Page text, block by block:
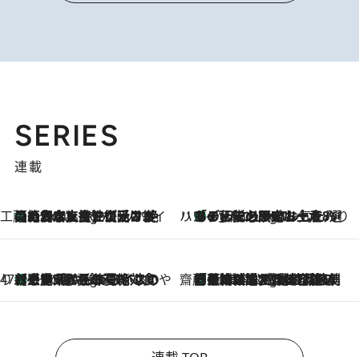
SERIES
連載
工藤まやのおもてなしハワイ
6 Hours Ago
【ハワイ土産】ローカルの絶大な支持で復活！ 絶品の幻クッキー《元ファンの日本人女性が受け継いだ名店》 ハワイ賢者 リサのお気に入りリスト6 Hours Ago
あの伝説の限定トートも！ リニューアルした「ディーン＆デルーカ ハワイ」で必須のお土産8選
47都道府県の手みやげ ひんやりスイーツで夏を満喫
6 Hours Ago
【三重県】この夏絶対食べたい 冷やしておいしいおやつ3選 お餅×アイスの新感覚スイーツ 齋藤 薫 美容脳ルネサンス
6 Hours Ago
「荷物が増えるほど旅ストレスは増す」美容ジャーナリストがたどり着いた最終結論。“化粧品を劇的に減らす”感動の凝縮美容とは